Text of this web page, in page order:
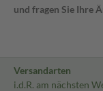
und fragen Sie Ihre
Versandarten
i.d.R. am nächsten